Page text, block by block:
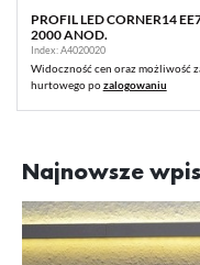
PROFIL LED CORNER14
2000 ANOD.
Index: A4020020
Widoczność cen oraz możliwość
hurtowego pozalogowaniu
Najnowsze